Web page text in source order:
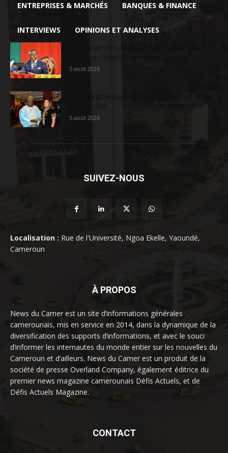
ENTREPRISES & MARCHÉS BANQUES & FINANCE
INTERVIEWS OPINIONS ET ANALYSES
5 août 2026
5 août 2026
SUIVEZ-NOUS
Localisation : Rue de l'Université, Ngoa Ekelle, Yaoundé,
Cameroun
À PROPOS
News du Camer est un site d’informations générales
camerounais, mis en service en 2014, dans la dynamique de la
diversification des supports d’informations, et avec le souci
d’informer les internautes du monde entier sur les nouvelles du
Cameroun et d’ailleurs. News du Camer est un produit de la
société de presse Overland Company, également éditrice du
premier news magazine camerounais Défis Actuels, et de
Défis Actuels Magazine.
CONTACT